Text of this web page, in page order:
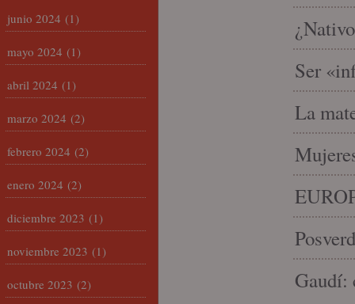
Ser
La
Gaudí:
junio 2024 (1)
mayo 2024 (1)
abril 2024 (1)
marzo 2024 (2)
febrero 2024 (2)
enero 2024 (2)
diciembre 2023 (1)
noviembre 2023 (1)
octubre 2023 (2)